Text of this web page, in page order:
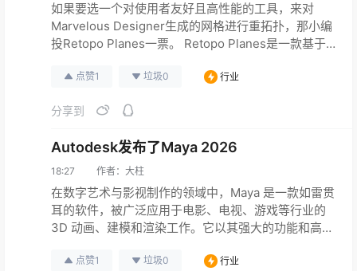
如果要选一个对使用者友好且高性能的工具，来对
Marvelous Designer生成的网格进行重拓扑，那小编
投Retopo Planes一票。 Retopo Planes是一款基于
界面实时反馈，自动调整相连图案的密度以及内置的
以利用Blender的几何节点自动完成拓扑流程，帮助用
点赞1 垃圾0 行业
分享到
Autodesk发布了Maya 2026
18:27 作者： 大柱
在数字艺术与影视制作的领域中，Maya 是一款如雷贯
耳的软件，被广泛应用于电影、电视、游戏等行业的
3D 动画、建模和渲染工作。它以其强大的功能和高度
具。今天，就让我们一同来探索 Maya 2026 的新特
点赞1 垃圾0 行业